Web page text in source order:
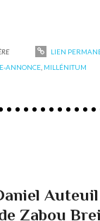
LIEN
ANNONCE MILLÉNITUM
Zabou